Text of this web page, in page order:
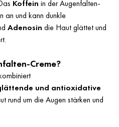
Koffein in der Augenfalten-
an und kann dunkle
Adenosin die Haut glättet und
Creme?
und antioxidative
rund um die Augen stärken und